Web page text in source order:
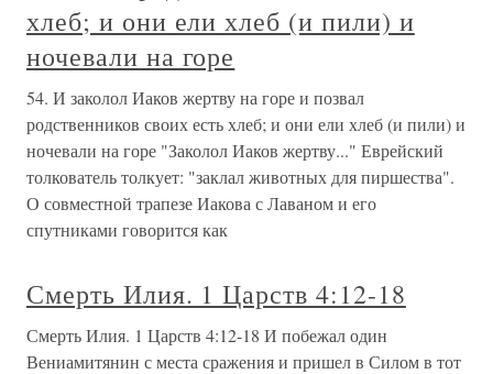
хлеб; и они ели хлеб (и пили) и
ночевали на горе
54. И заколол Иаков жертву на горе и позвал
родственников своих есть хлеб; и они ели хлеб (и пили) и
ночевали на горе "Заколол Иаков жертву..." Еврейский
толкователь толкует: "заклал животных для пиршества".
О совместной трапезе Иакова с Лаваном и его
спутниками говорится как
Смерть Илия. 1 Царств 4:12-18
Смерть Илия. 1 Царств 4:12-18 И побежал один
Вениамитянин с места сражения и пришел в Силом в тот